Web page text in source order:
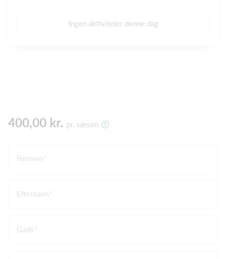
Ingen aktiviteter denne dag
400,00 kr. pr. sæson
Fornavn
Efternavn
Gade